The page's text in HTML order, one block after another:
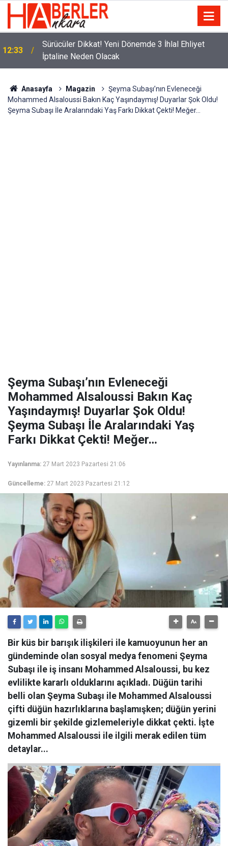
12:33
Sürücüler Dikkat! Yeni Dönemde 3 İhlal Ehliyet
İptaline Neden Olacak
Anasayfa Magazin
Şeyma Subaşı’nın Evleneceği
Mohammed Alsaloussi Bakın Kaç Yaşındaymış! Duyarlar Şok Oldu!
Şeyma Subaşı İle Aralarındaki Yaş Farkı Dikkat Çekti! Meğer…
Şeyma Subaşı’nın Evleneceği
Mohammed Alsaloussi Bakın Kaç
Yaşındaymış! Duyarlar Şok Oldu!
Şeyma Subaşı İle Aralarındaki Yaş
Farkı Dikkat Çekti! Meğer…
Yayınlanma: 27 Mart 2023 Pazartesi 21:06
Güncelleme: 27 Mart 2023 Pazartesi 21:12
Bir küs bir barışık ilişkileri ile kamuoyunun her an
gündeminde olan sosyal medya fenomeni Şeyma
Subaşı ile iş insanı Mohammed Alsaloussi, bu kez
evlilikte kararlı olduklarını açıkladı. Düğün tarihi
belli olan Şeyma Subaşı ile Mohammed Alsaloussi
çifti düğün hazırlıklarına başlamışken; düğün yerini
gizemli bir şekilde gizlemeleriyle dikkat çekti. İşte
Mohammed Alsaloussi ile ilgili merak edilen tüm
detaylar...